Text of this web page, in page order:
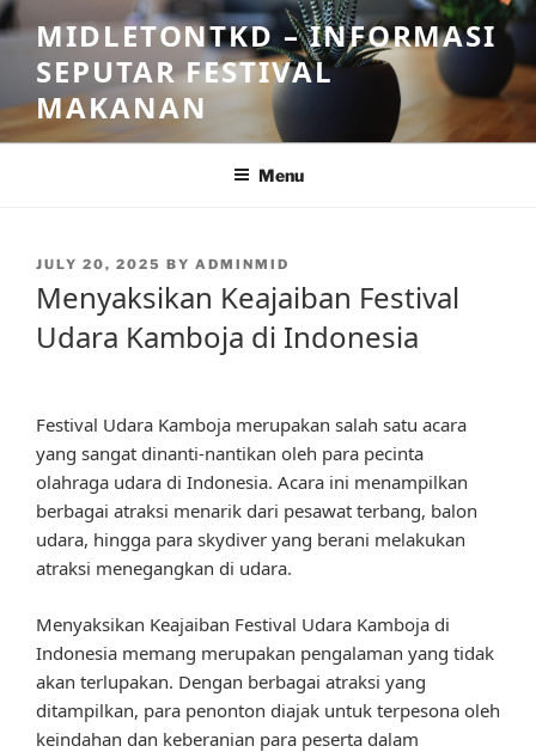
Skip
to
content
MIDLETONTKD – INFORMASI
SEPUTAR FESTIVAL
MAKANAN
Menu
POSTED
JULY 20, 2025 BY ADMINMID
Menyaksikan Keajaiban Festival
Udara Kamboja di Indonesia
Festival Udara Kamboja merupakan salah satu acara
yang sangat dinanti-nantikan oleh para pecinta
olahraga udara di Indonesia. Acara ini menampilkan
berbagai atraksi menarik dari pesawat terbang, balon
udara, hingga para skydiver yang berani melakukan
atraksi menegangkan di udara.
Menyaksikan Keajaiban Festival Udara Kamboja di
Indonesia memang merupakan pengalaman yang tidak
akan terlupakan. Dengan berbagai atraksi yang
ditampilkan, para penonton diajak untuk terpesona oleh
keindahan dan keberanian para peserta dalam